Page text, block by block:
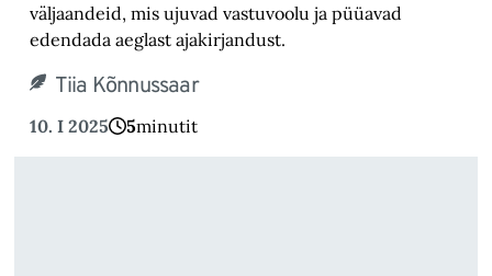
väljaandeid, mis ujuvad vastuvoolu ja püüavad
edendada aeglast ajakirjandust.
Tiia Kõnnussaar
10. I 2025 5minutit